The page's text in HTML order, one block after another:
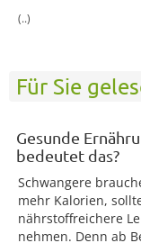
(..)
Für Sie
Gesunde
bedeutet das?
Schwangere
mehr Kalorien,
nährstoffreichere
nehmen. Denn ab